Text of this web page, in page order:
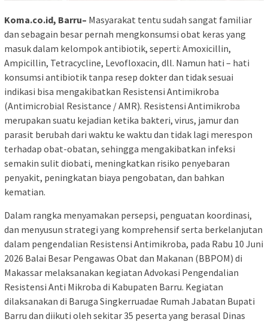
Koma.co.id, Barru– Masyarakat tentu sudah sangat familiar
dan sebagain besar pernah mengkonsumsi obat keras yang
masuk dalam kelompok antibiotik, seperti: Amoxicillin,
Ampicillin, Tetracycline, Levofloxacin, dll. Namun hati – hati
konsumsi antibiotik tanpa resep dokter dan tidak sesuai
indikasi bisa mengakibatkan Resistensi Antimikroba
(Antimicrobial Resistance / AMR). Resistensi Antimikroba
merupakan suatu kejadian ketika bakteri, virus, jamur dan
parasit berubah dari waktu ke waktu dan tidak lagi merespon
terhadap obat-obatan, sehingga mengakibatkan infeksi
semakin sulit diobati, meningkatkan risiko penyebaran
penyakit, peningkatan biaya pengobatan, dan bahkan
kematian.
Dalam rangka menyamakan persepsi, penguatan koordinasi,
dan menyusun strategi yang komprehensif serta berkelanjutan
dalam pengendalian Resistensi Antimikroba, pada Rabu 10 Juni
2026 Balai Besar Pengawas Obat dan Makanan (BBPOM) di
Makassar melaksanakan kegiatan Advokasi Pengendalian
Resistensi Anti Mikroba di Kabupaten Barru. Kegiatan
dilaksanakan di Baruga Singkerruadae Rumah Jabatan Bupati
Barru dan diikuti oleh sekitar 35 peserta yang berasal Dinas